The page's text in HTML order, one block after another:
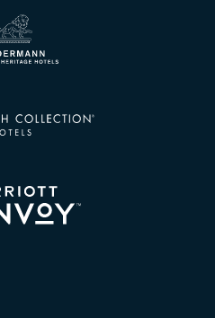
auf Facebook
uns auf Instagram